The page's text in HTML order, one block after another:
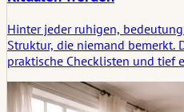
Hinter jeder ruhigen,
Struktur, die niemand bemerkt.
praktische Checklisten und tief
Zeremonie, die sich geerdet,